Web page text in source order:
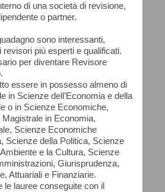
di una società di revisione,
o partner.
sono interessanti,
più esperti e qualificati.
per diventare Revisore
essere in possesso almeno di
in Scienze dell’Economia e della
o in Scienze Economiche,
in Economia,
Scienze Economiche
Scienze della Politica, Scienze
e la Cultura, Scienze
Giurisprudenza,
Attuariali e Finanziarie.
le lauree conseguite con il